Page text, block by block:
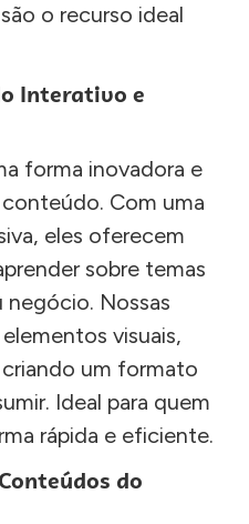
o recurso ideal
Interativo e
forma inovadora e
Com uma
eles oferecem
sobre temas
negócio. Nossas
visuais,
um formato
Ideal para quem
rápida e eficiente.
do